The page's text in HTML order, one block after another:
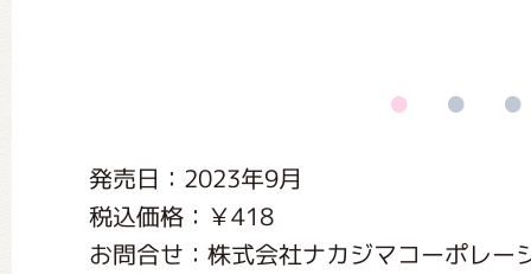
発売日：2023年9月
税込価格：￥418
お問合せ：株式会社ナカジマコーポレー
くまのがっこう 家庭科部